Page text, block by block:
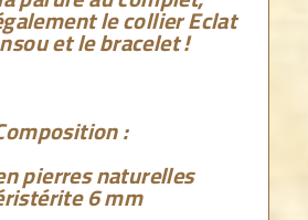
le collier Eclat
et le bracelet !
:
pierres naturelles
6 mm